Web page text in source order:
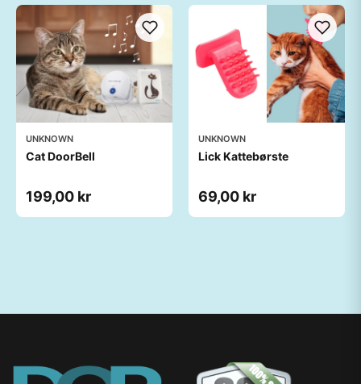
UNKNOWN
Cat DoorBell
199,00 kr
UNKNOWN
Lick Kattebørste
69,00 kr